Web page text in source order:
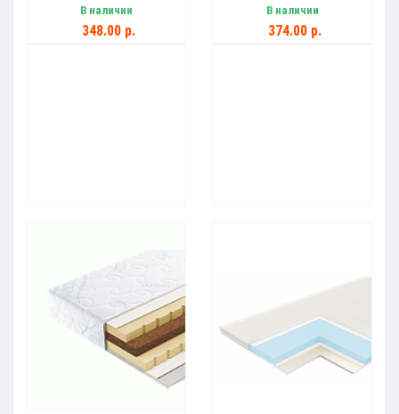
В наличии
348.00 р.
В наличии
374.00 р.